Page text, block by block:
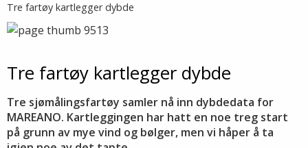
Tre fartøy kartlegger dybde
Tre fartøy kartlegger dybde
Tre sjømålingsfartøy samler nå inn dybdedata for
MAREANO. Kartleggingen har hatt en noe treg start
på grunn av mye vind og bølger, men vi håper å ta